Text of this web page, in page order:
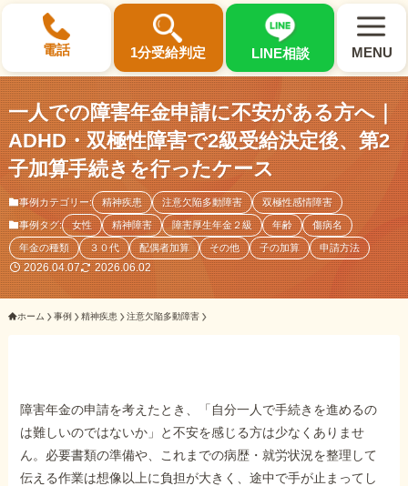
電話 1分受給判定 LINE相談 MENU
×
選ばれる3つの理由
初回相談料0円・受給後報酬型
サポート料金について
県内 No.1 の豊富な知識と経験
外出困難でもOK
非対面で申請できる
一人での障害年金申請に不安がある方へ｜
ADHD・双極性障害で2級受給決定後、第2
子加算手続きを行ったケース
事例カテゴリー: 精神疾患 注意欠陥多動障害 双極性感情障害
事例タグ: 女性 精神障害 障害厚生年金２級 年齢 傷病名
年金の種類 ３０代 配偶者加算 その他 子の加算 申請方法
2026.04.07 2026.06.02
ホーム 事例 精神疾患 注意欠陥多動障害
障害年金の申請を考えたとき、「自分一人で手続きを進めるの
は難しいのではないか」と不安を感じる方は少なくありませ
ん。必要書類の準備や、これまでの病歴・就労状況を整理して
伝える作業は想像以上に負担が大きく、途中で手が止まってし